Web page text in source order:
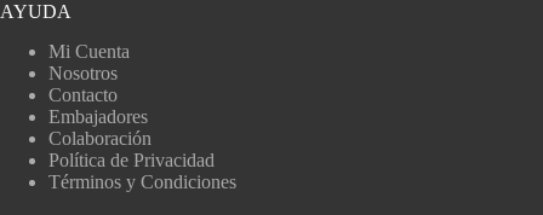
AYUDA
Mi Cuenta
Nosotros
Contacto
Embajadores
Colaboración
Política de Privacidad
Términos y Condiciones